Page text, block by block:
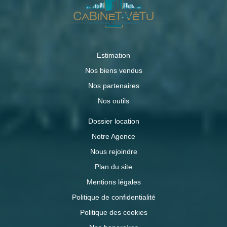
Estimation
Nos biens vendus
Nos partenaires
Nos outils
Dossier location
Notre Agence
Nous rejoindre
Plan du site
Mentions légales
Politique de confidentialité
Politique des cookies